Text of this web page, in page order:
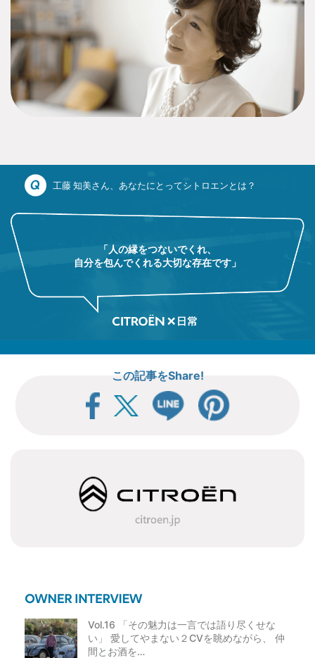
工藤 知美さん、あなたにとってシトロエンとは？
「人の縁をつないでくれ、
自分を包んでくれる大切な存在です」
この記事をShare!
Vol.16 「その魅力は一言では語り尽くせな
い」 愛してやまない２CVを眺めながら、 仲
間とお酒を…